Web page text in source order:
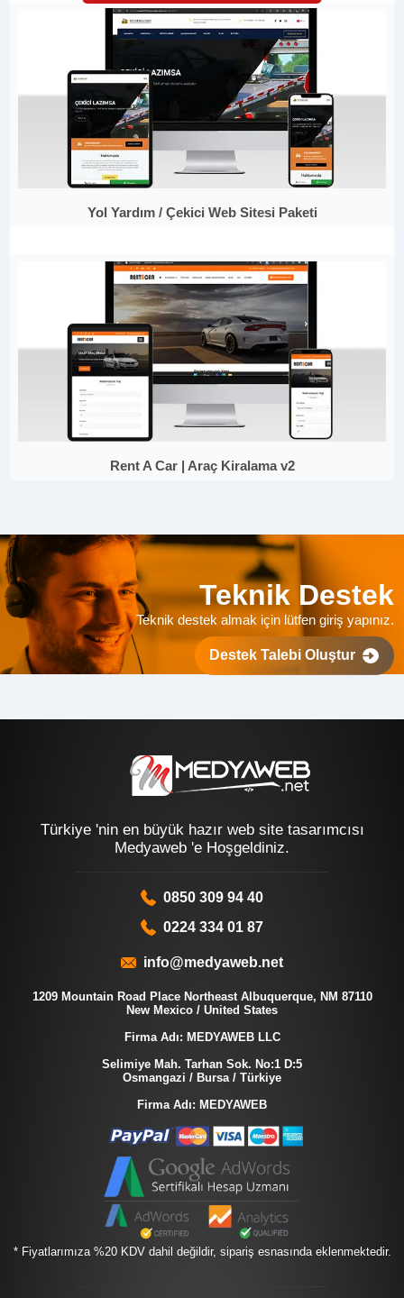
Yol Yardım / Çekici Web Sitesi Paketi
Rent A Car | Araç Kiralama v2
Teknik Destek
Teknik destek almak için lütfen giriş yapınız.
Destek Talebi Oluştur
Türkiye 'nin en büyük hazır web site tasarımcısı
Medyaweb 'e Hoşgeldiniz.
0850 309 94 40
0224 334 01 87
info@medyaweb.net
1209 Mountain Road Place Northeast Albuquerque, NM 87110
New Mexico / United States
Firma Adı: MEDYAWEB LLC
Selimiye Mah. Tarhan Sok. No:1 D:5
Osmangazi / Bursa / Türkiye
Firma Adı: MEDYAWEB
* Fiyatlarımıza %20 KDV dahil değildir, sipariş esnasında eklenmektedir.